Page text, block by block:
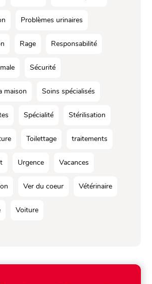
Problèmes urinaires
Rage Responsabilité
Sécurité
maison Soins spécialisés
Spécialité Stérilisation
Toilettage traitements
Urgence Vacances
Ver du coeur Vétérinaire
Voiture